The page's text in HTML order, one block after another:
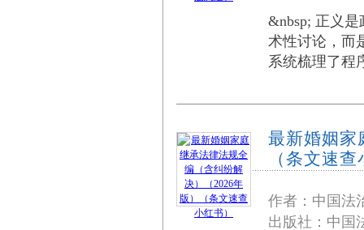
&nbsp; 正义
术性讨论，而
系统梳理了程
最新婚姻家
（条文速
作者：中国法
出版社：中